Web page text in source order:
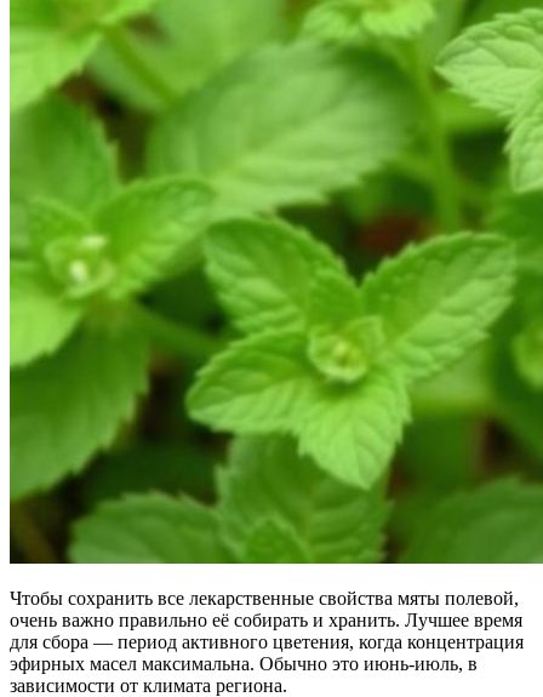
Чтобы сохранить все лекарственные свойства мяты полевой,
очень важно правильно её собирать и хранить. Лучшее время
для сбора — период активного цветения, когда концентрация
эфирных масел максимальна. Обычно это июнь-июль, в
зависимости от климата региона.